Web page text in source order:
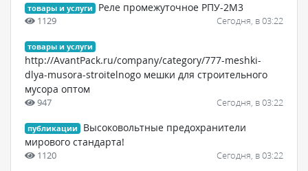
товары и услуги Реле промежуточное РПУ-2М3
1129 Сегодня, в 03:22
товары и услуги
http://AvantPack.ru/company/category/777-meshki-
dlya-musora-stroitelnogo мешки для строительного
мусора оптом
947 Сегодня, в 03:22
публикации
Высоковольтные предохранители
мирового стандарта!
1120 Сегодня, в 03:22